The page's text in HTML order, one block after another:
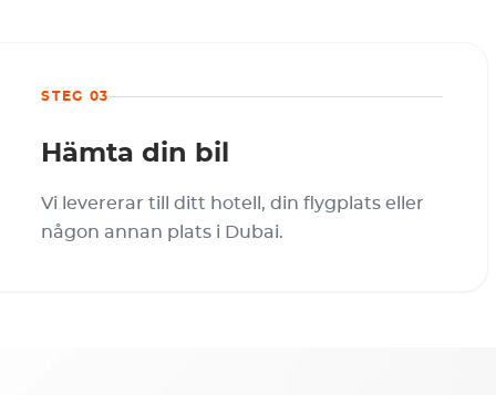
STEG 03
Hämta din bil
Vi levererar till ditt hotell, din flygplats eller
någon annan plats i Dubai.